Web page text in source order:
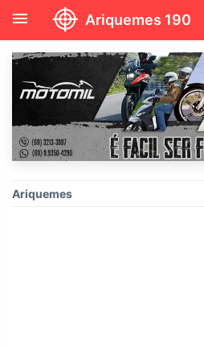
menu Ariquemes 190
Ariquemes